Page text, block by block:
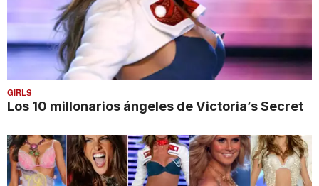
GIRLS
Los 10 millonarios ángeles de Victoria’s Secret